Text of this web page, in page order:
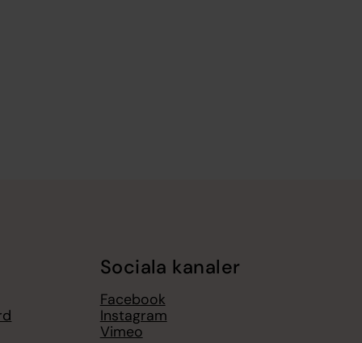
Sociala kanaler
Facebook
Instagram
Vimeo